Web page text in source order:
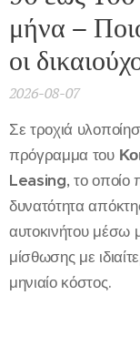
μήνα –
οι
2026-08-07
Σε τροχιά
πρόγραμμα του
Leasing, το οποίο
δυνατότητα
αυτοκινήτου μέσω
μίσθωσης με
μηνιαίο κόστος.